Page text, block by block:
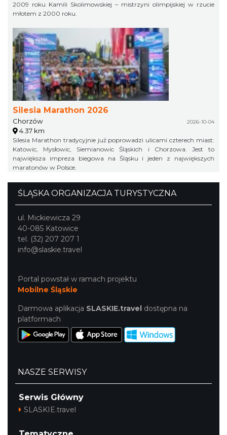
2009 roku Kamili Skolimowskiej – mistrzyni olimpijskiej w rzucie
młotem z 2000 roku.
Silesia Marathon 2026
Chorzów 2026-10-04
4.37 km
Silesia Marathon tradycyjnie już poprowadzi ulicami czterech miast:
Katowic, Mysłowic, Siemianowic Śląskich i Chorzowa. Jest to
największa impreza biegowa na Śląsku i jeden z największych
maratonów w Polsce.
ŚLĄSKA ORGANIZACJA TURYSTYCZNA
ul. Mickiewicza 29
40-085 Katowice
tel. (32) 207 207 1
info@slaskie.travel
Portal powstał w ramach projektu
Mobilne Śląskie
Darmowa aplikacja SLASKIE.travel dostępna na
platformach
NASZE SERWISY
Serwis Główny
SLASKIE.travel